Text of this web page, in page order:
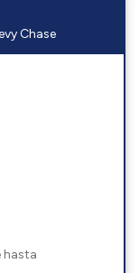
Chase
hasta